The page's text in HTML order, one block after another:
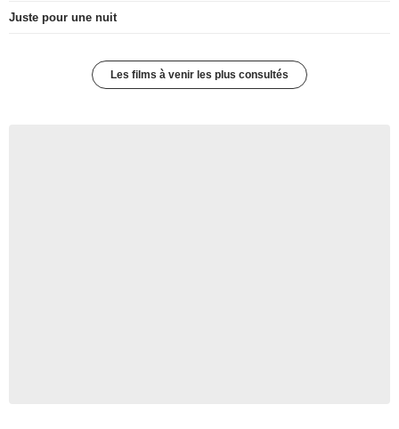
Juste pour une nuit
Les films à venir les plus consultés